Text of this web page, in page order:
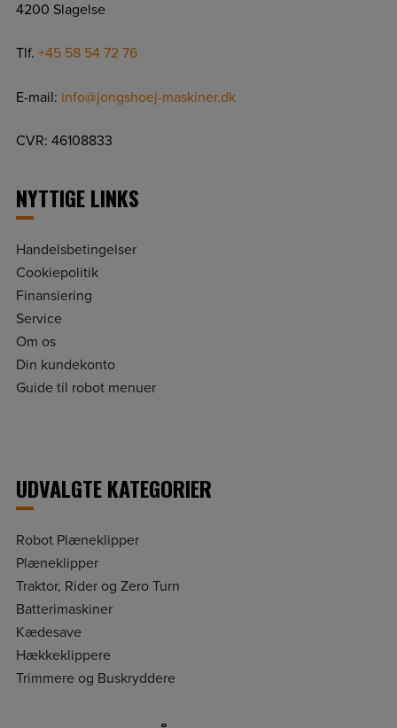
4200 Slagelse
Tlf. +45 58 54 72 76
E-mail: info@jongshoej-maskiner.dk
CVR: 46108833
NYTTIGE LINKS
Handelsbetingelser
Cookiepolitik
Finansiering
Service
Om os
Din kundekonto
Guide til robot menuer
UDVALGTE KATEGORIER
Robot Plæneklipper
Plæneklipper
Traktor, Rider og Zero Turn
Batterimaskiner
Kædesave
Hækkeklippere
Trimmere og Buskryddere